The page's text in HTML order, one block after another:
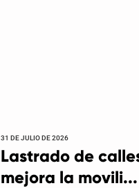
31 DE JULIO DE 2026
Lastrado de
mejora la movili...